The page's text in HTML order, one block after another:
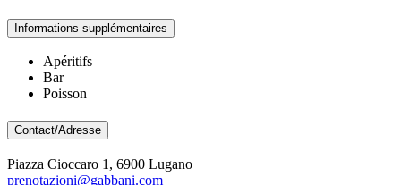
Informations supplémentaires
Apéritifs
Bar
Poisson
Contact/Adresse
Piazza Cioccaro 1, 6900 Lugano
prenotazioni@gabbani.com